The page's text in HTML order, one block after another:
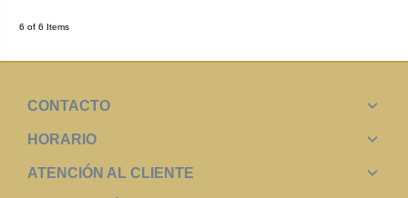
6 of 6 Items
CONTACTO
HORARIO
ATENCIÓN AL CLIENTE